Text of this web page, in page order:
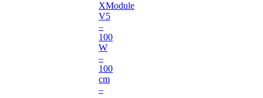
XModule
V5
–
100
W
–
100
cm
–